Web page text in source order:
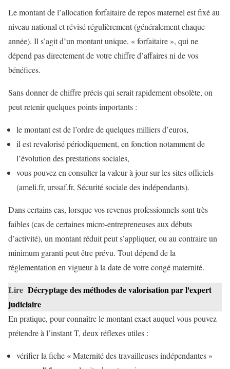
Le montant de l’allocation forfaitaire de repos maternel est fixé au
niveau national et révisé régulièrement (généralement chaque
année). Il s’agit d’un montant unique, « forfaitaire », qui ne
dépend pas directement de votre chiffre d’affaires ni de vos
bénéfices.
Sans donner de chiffre précis qui serait rapidement obsolète, on
peut retenir quelques points importants :
le montant est de l’ordre de quelques milliers d’euros,
il est revalorisé périodiquement, en fonction notamment de
l’évolution des prestations sociales,
vous pouvez en consulter la valeur à jour sur les sites officiels
(ameli.fr, urssaf.fr, Sécurité sociale des indépendants).
Dans certains cas, lorsque vos revenus professionnels sont très
faibles (cas de certaines micro-entrepreneuses aux débuts
d’activité), un montant réduit peut s’appliquer, ou au contraire un
minimum garanti peut être prévu. Tout dépend de la
réglementation en vigueur à la date de votre congé maternité.
Lire Décryptage des méthodes de valorisation par l'expert
judiciaire
En pratique, pour connaître le montant exact auquel vous pouvez
prétendre à l’instant T, deux réflexes utiles :
vérifier la fiche « Maternité des travailleuses indépendantes »